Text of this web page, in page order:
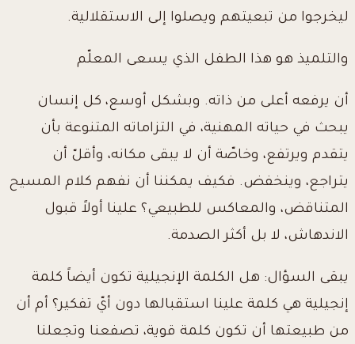
ليخرجوا من تبعيتهم ويصلوا إلى الاستقلالية.
والتلميذ هو هذا الطفل الذي يسعى المعلّم
أن يرفعه أعلى من ذاته. وبشكل أوسع، كل إنسان
يبحث في حياته المهنية، في التزاماته المتنوعة بأن
يتقدم ويرتفع، وخاصّة أن لا يبقى مكانه، وأقلّ أن
يتراجع، وينخفض. فكيف يمكننا أن نفهم كلام المسيح
المتناقض، والمعاكس للطبيعي؟ علينا أولاً قبول
الاندهاش، لا بل أكثر الصدمة.
يبقى السؤال: هل الكلمة الإنجيلية تكون أيضاً كلمة
إنجيلية هي كلمة علينا استقبالها دون أيّ تفكير؟ أم أن
من طبيعتها أن تكون كلمة قوية، تصفعنا وتجعلنا